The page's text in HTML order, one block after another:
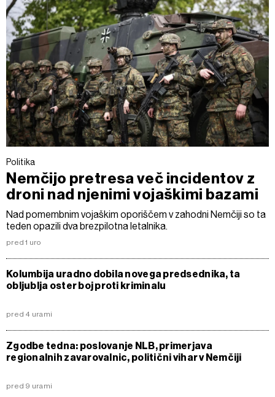
Politika
Nemčijo pretresa več incidentov z
droni nad njenimi vojaškimi bazami
Nad pomembnim vojaškim oporiščem v zahodni Nemčiji so ta
teden opazili dva brezpilotna letalnika.
pred 1 uro
Kolumbija uradno dobila novega predsednika, ta
obljublja oster boj proti kriminalu
pred 4 urami
Zgodbe tedna: poslovanje NLB, primerjava
regionalnih zavarovalnic, politični vihar v Nemčiji
pred 9 urami